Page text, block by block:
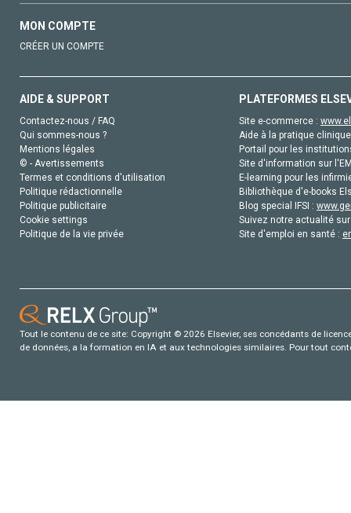
MON COMPTE
CRÉER UN COMPTE
AIDE & SUPPORT
Contactez-nous / FAQ
Qui sommes-nous ?
Mentions légales
© - Avertissements
Termes et conditions d'utilisation
Politique rédactionnelle
Politique publicitaire
Cookie settings
Politique de la vie privée
PLATEFORMES
Site e-commerce :
Aide à la pratique
Portail pour les
Site d'information sur
E-learning pour les
Bibliothèque d'e-books
Blog special IFSI :
Suivez notre actualité
Site d'emploi en santé :
Tout le contenu de ce site: Copyright © 2026 Elsevier, ses concédants de
de données, a la formation en IA et aux technologies similaires. Pour tout